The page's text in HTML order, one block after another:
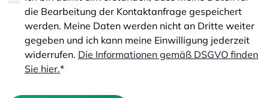
die Bearbeitung der Kontaktanfrage gespeichert
werden. Meine Daten werden nicht an Dritte weiter
gegeben und ich kann meine Einwilligung jederzeit
widerrufen. Die Informationen gemäß DSGVO finden
Sie hier.*